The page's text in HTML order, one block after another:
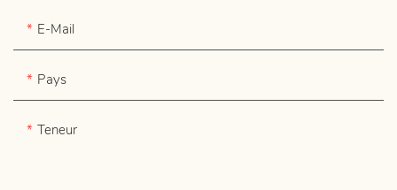
E-Mail
Pays
Teneur